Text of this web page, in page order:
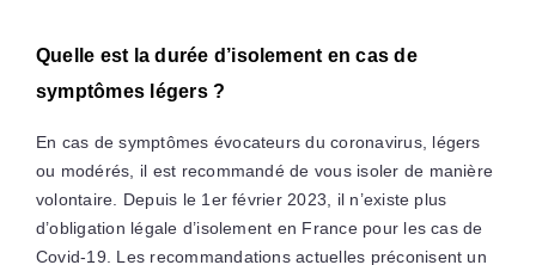
Quelle est la durée d’isolement en cas de
symptômes légers ?
En cas de symptômes évocateurs du coronavirus, légers
ou modérés, il est recommandé de vous isoler de manière
volontaire. Depuis le 1er février 2023, il n’existe plus
d’obligation légale d’isolement en France pour les cas de
Covid-19. Les recommandations actuelles préconisent un